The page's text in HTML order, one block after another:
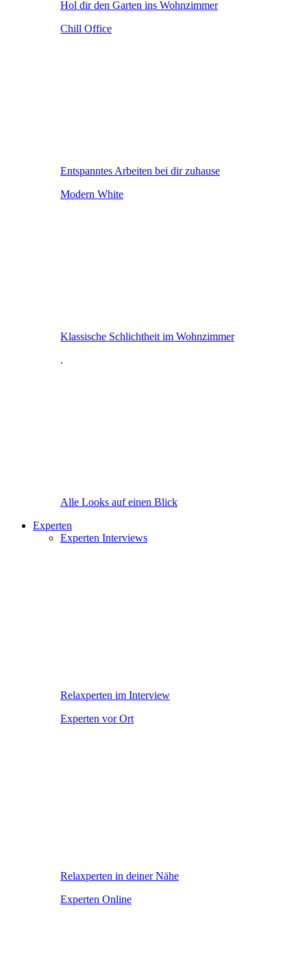
Hol dir den Garten ins Wohnzimmer
Chill Office
Entspanntes Arbeiten bei dir zuhause
Modern White
Klassische Schlichtheit im Wohnzimmer
.
Alle Looks auf einen Blick
Experten
Experten Interviews
Relaxperten im Interview
Experten vor Ort
Relaxperten in deiner Nähe
Experten Online